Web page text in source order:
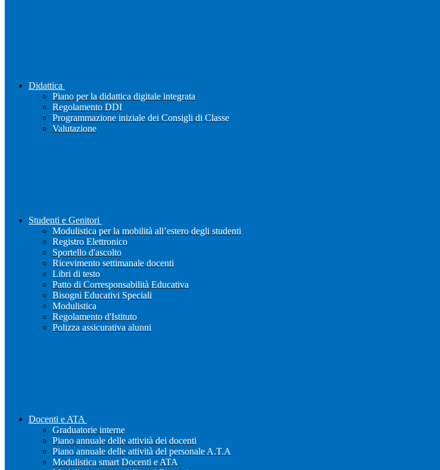
Didattica
Piano per la didattica digitale integrata
Regolamento DDI
Programmazione iniziale dei Consigli di Classe
Valutazione
Studenti e Genitori
Modulistica per la mobilità all’estero degli studenti
Registro Elettronico
Sportello d'ascolto
Ricevimento settimanale docenti
Libri di testo
Patto di Corresponsabilità Educativa
Bisogni Educativi Speciali
Modulistica
Regolamento d'Istituto
Polizza assicurativa alunni
Docenti e ATA
Graduatorie interne
Piano annuale delle attività dei docenti
Piano annuale delle attività del personale A.T.A
Modulistica smart Docenti e ATA